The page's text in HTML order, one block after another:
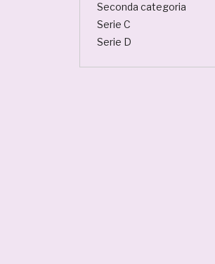
Seconda categoria
Serie C
Serie D